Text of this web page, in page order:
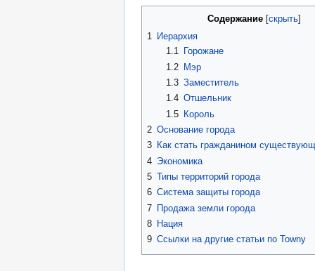
Содержание
1 Иерархия
1.1
Горожане
1.2
Мэр
1.3 Заместитель
1.4 Отшельник
1.5
Король
2 Основание города
3 Как стать гражданином
4 Экономика
5 Типы территорий города
6 Система защиты города
7 Продажа земли города
8 Нация
9 Ссылки на другие статьи по Towny